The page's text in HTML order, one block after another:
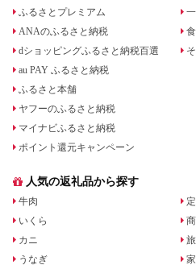
ふるさとプレミアム
ANAのふるさと納税
dショッピングふるさと納税百選
au PAY ふるさと納税
ふるさと本舗
ヤフーのふるさと納税
マイナビふるさと納税
ポイント還元キャンペーン
人気の返礼品から探す
牛肉
いくら
カニ
うなぎ